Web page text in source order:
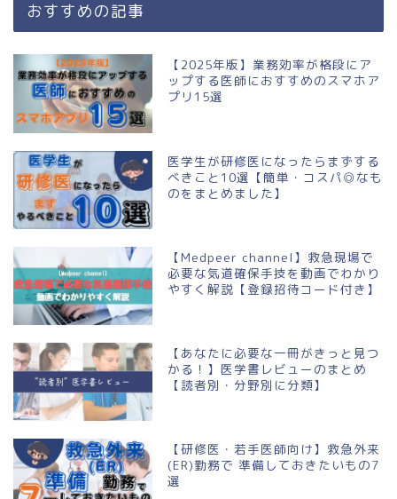
おすすめの記事
【2025年版】業務効率が格段にア
ップする医師におすすめのスマホア
プリ15選
医学生が研修医になったらまずする
べきこと10選【簡単・コスパ◎なも
のをまとめました】
【Medpeer channel】救急現場で
必要な気道確保手技を動画でわかり
やすく解説【登録招待コード付き】
【あなたに必要な一冊がきっと見つ
かる！】医学書レビューのまとめ
【読者別・分野別に分類】
【研修医・若手医師向け】救急外来
(ER)勤務で 準備しておきたいもの7
選